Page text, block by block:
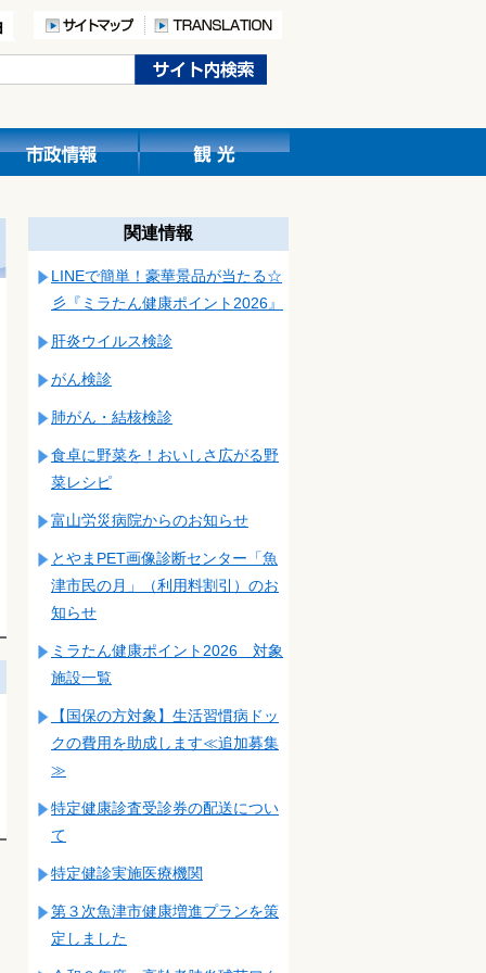
関連情報
LINEで簡単！豪華景品が当たる☆
彡『ミラたん健康ポイント2026』
肝炎ウイルス検診
がん検診
肺がん・結核検診
食卓に野菜を！おいしさ広がる野
菜レシピ
富山労災病院からのお知らせ
とやまPET画像診断センター「魚
津市民の月」（利用料割引）のお
知らせ
ミラたん健康ポイント2026 対象
施設一覧
【国保の方対象】生活習慣病ドッ
クの費用を助成します≪追加募集
≫
特定健康診査受診券の配送につい
て
特定健診実施医療機関
第３次魚津市健康増進プランを策
定しました